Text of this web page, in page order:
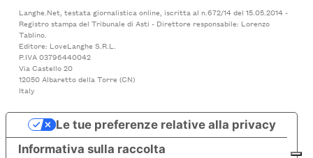
Langhe.Net, testata giornalistica online, iscritta al n.672/14 del 15.05.2014 -
Registro stampa del Tribunale di Asti - Direttore responsabile: Lorenzo
Tablino.
Editore: LoveLanghe S.R.L.
P.IVA 03796440042
Via Castello 20
12050 Albaretto della Torre (CN)
Italy
Informativa sulla raccolta
Le tue preferenze relative alla privacy